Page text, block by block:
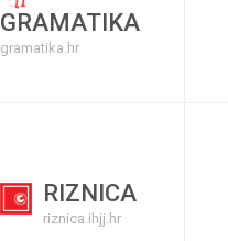
GRAMATIKA
gramatika.hr
RIZNICA
riznica.ihjj.hr